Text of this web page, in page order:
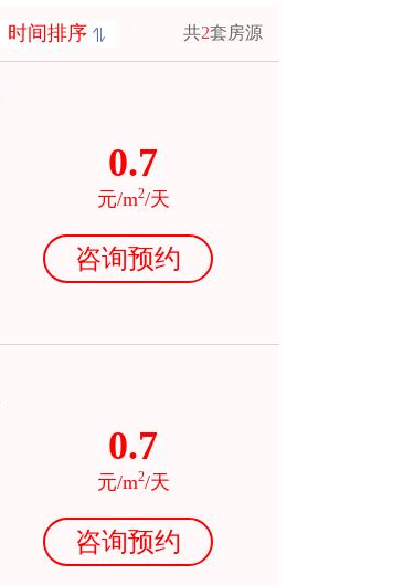
时间排序 共2套房源
0.7
元/m2/天
咨询预约
0.7
元/m2/天
咨询预约